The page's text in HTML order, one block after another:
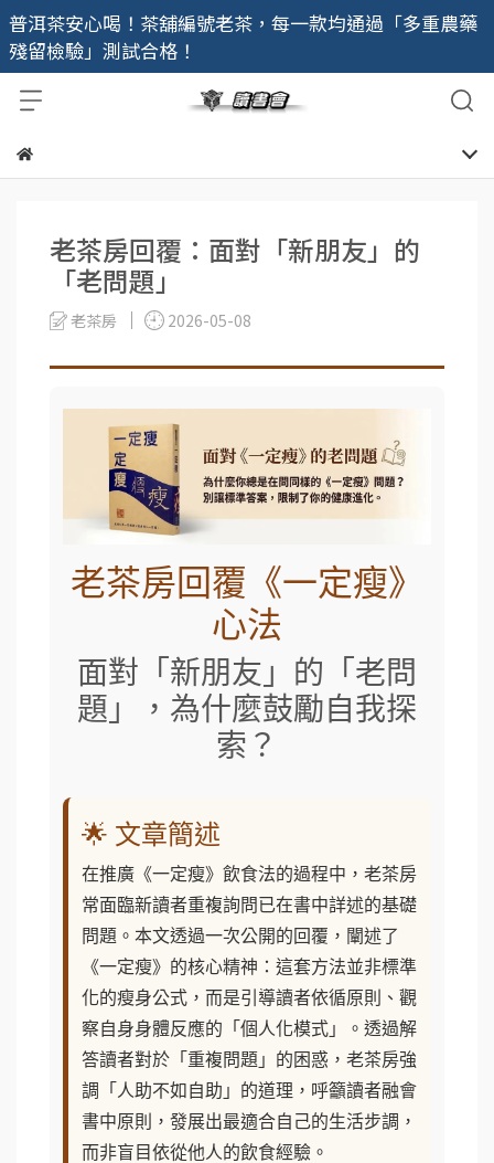
普洱茶安心喝！茶舖編號老茶，每一款均通過「多重農藥
殘留檢驗」測試合格！
老茶房回覆：面對「新朋友」的
「老問題」
老茶房 2026-05-08
老茶房回覆《一定瘦》
心法
面對「新朋友」的「老問
題」，為什麼鼓勵自我探
索？
🌟 文章簡述
在推廣《一定瘦》飲食法的過程中，老茶房
常面臨新讀者重複詢問已在書中詳述的基礎
問題。本文透過一次公開的回覆，闡述了
《一定瘦》的核心精神：這套方法並非標準
化的瘦身公式，而是引導讀者依循原則、觀
察自身身體反應的「個人化模式」。透過解
答讀者對於「重複問題」的困惑，老茶房強
調「人助不如自助」的道理，呼籲讀者融會
書中原則，發展出最適合自己的生活步調，
而非盲目依從他人的飲食經驗。